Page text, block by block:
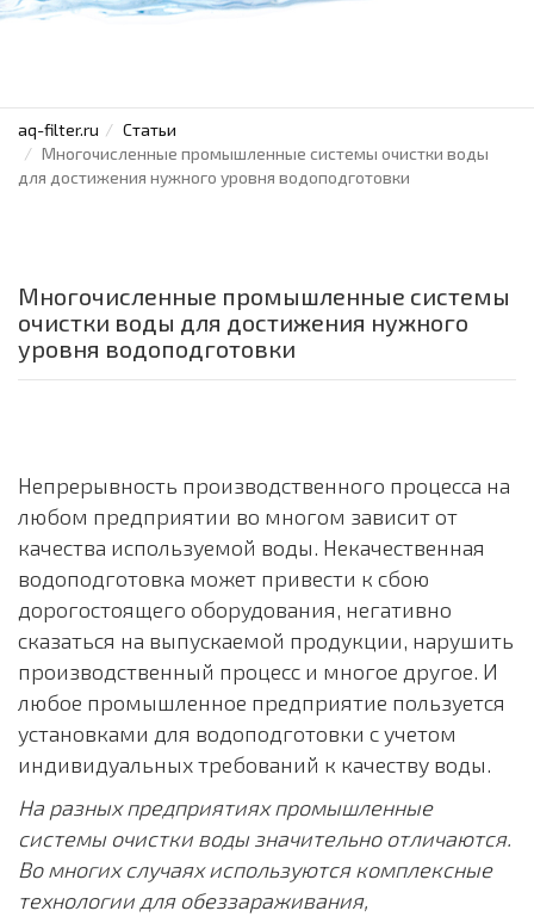
aq-filter.ru
Статьи
Многочисленные промышленные системы очистки воды
для достижения нужного уровня водоподготовки
Многочисленные промышленные системы
очистки воды для достижения нужного
уровня водоподготовки
Непрерывность производственного процесса на
любом предприятии во многом зависит от
качества используемой воды. Некачественная
водоподготовка может привести к сбою
дорогостоящего оборудования, негативно
сказаться на выпускаемой продукции, нарушить
производственный процесс и многое другое. И
любое промышленное предприятие пользуется
установками для водоподготовки с учетом
индивидуальных требований к качеству воды.
На разных предприятиях промышленные
системы очистки воды значительно отличаются.
Во многих случаях используются комплексные
технологии для обеззараживания,